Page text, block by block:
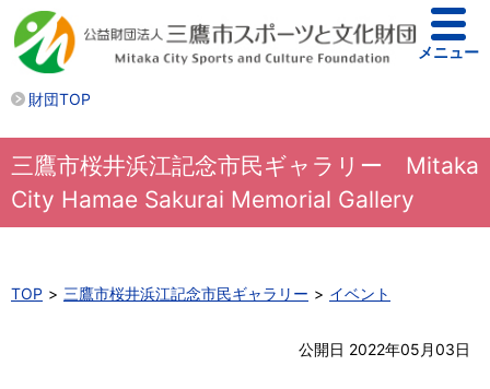
財団TOP
メニュー
三鷹市桜井浜江記念市民ギャラリー Mitaka
City Hamae Sakurai Memorial Gallery
TOP 三鷹市桜井浜江記念市民ギャラリー イベント
公開日 2022年05月03日